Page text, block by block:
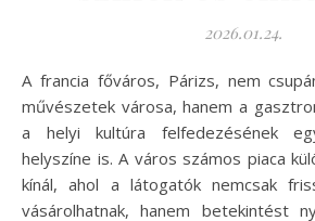
2026.01.24.
A francia főváros, Párizs, nem csupán a romantika és a
művészetek városa, hanem a
a helyi kultúra felfedezésének
helyszíne is. A város számos piaca
kínál, ahol a látogatók nemcsak
vásárolhatnak, hanem betekintést